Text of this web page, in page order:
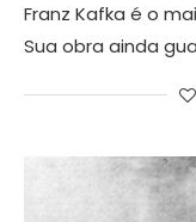
Franz Kafka é o
Sua obra ainda